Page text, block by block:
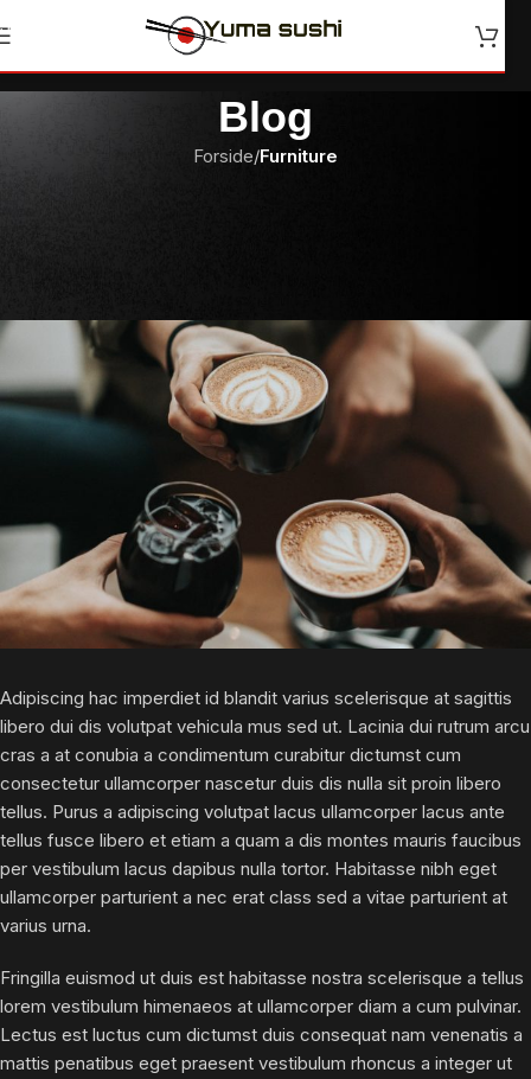
Skip to navigation
Blog
Forside/Furniture
Adipiscing hac imperdiet id blandit varius scelerisque at sagittis
libero dui dis volutpat vehicula mus sed ut. Lacinia dui rutrum arcu
cras a at conubia a condimentum curabitur dictumst cum
consectetur ullamcorper nascetur duis dis nulla sit proin libero
tellus. Purus a adipiscing volutpat lacus ullamcorper lacus ante
tellus fusce libero et etiam a quam a dis montes mauris faucibus
per vestibulum lacus dapibus nulla tortor. Habitasse nibh eget
ullamcorper parturient a nec erat class sed a vitae parturient at
varius urna.
Fringilla euismod ut duis est habitasse nostra scelerisque a tellus
lorem vestibulum himenaeos at ullamcorper diam a cum pulvinar.
Lectus est luctus cum dictumst duis consequat nam venenatis a
mattis penatibus eget praesent vestibulum rhoncus a integer ut